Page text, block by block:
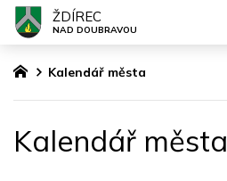
Kalendář města
Kalendář města
ŽDÍREC
NAD DOUBRAVOU